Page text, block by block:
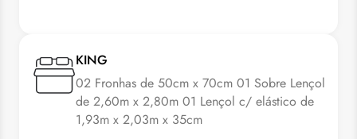
KING
02 Fronhas de 50cm x 70cm 01 Sobre Lençol
de 2,60m x 2,80m 01 Lençol c/ elástico de
1,93m x 2,03m x 35cm